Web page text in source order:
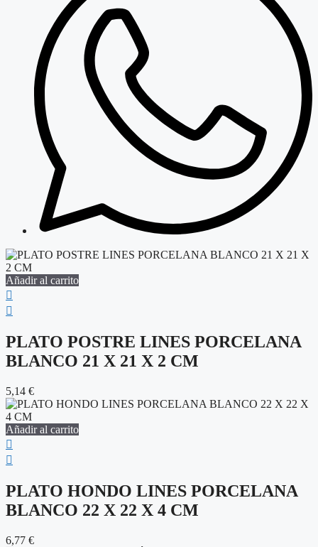
Añadir al carrito
PLATO POSTRE LINES PORCELANA
BLANCO 21 X 21 X 2 CM
5,14 €
Añadir al carrito
PLATO HONDO LINES PORCELANA
BLANCO 22 X 22 X 4 CM
6,77 €